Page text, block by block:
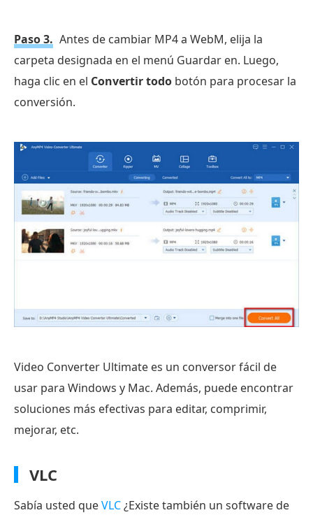
Paso 3. Antes de cambiar MP4 a WebM, elija la
carpeta designada en el menú Guardar en. Luego,
haga clic en el Convertir todo botón para procesar la
conversión.
Video Converter Ultimate es un conversor fácil de
usar para Windows y Mac. Además, puede encontrar
soluciones más efectivas para editar, comprimir,
mejorar, etc.
VLC
Sabía usted queVLC¿Existe también un software de